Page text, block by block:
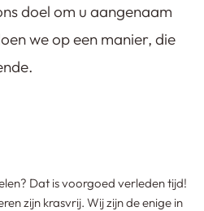
doel om u aangenaam
we op een manier, die
Dat is voorgoed verleden tijd!
zijn krasvrij. Wij zijn de enige in